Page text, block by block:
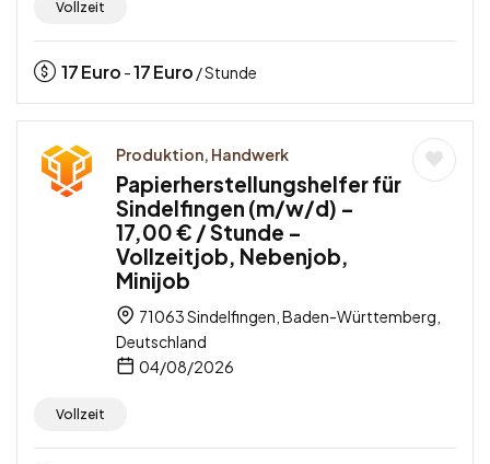
Vollzeit
17Euro -17Euro / Stunde
Produktion, Handwerk
Papierherstellungshelfer für
Sindelfingen (m/w/d) –
17,00 € / Stunde –
Vollzeitjob, Nebenjob,
Minijob
71063 Sindelfingen, Baden-Württemberg,
Deutschland
04/08/2026
Vollzeit